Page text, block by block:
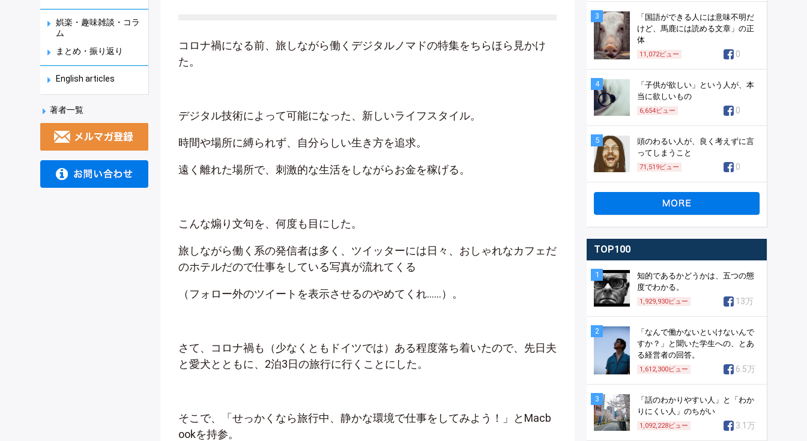
娯楽・趣味雑談・コラ
ム
まとめ・振り返り
English articles
著者一覧
コロナ禍になる前、旅しながら働くデジタルノマドの特集をちらほら見かけ
た。
デジタル技術によって可能になった、新しいライフスタイル。
時間や場所に縛られず、自分らしい生き方を追求。
遠く離れた場所で、刺激的な生活をしながらお金を稼げる。
こんな煽り文句を、何度も目にした。
旅しながら働く系の発信者は多く、ツイッターには日々、おしゃれなカフェだ
のホテルだので仕事をしている写真が流れてくる
（フォロー外のツイートを表示させるのやめてくれ……）。
さて、コロナ禍も（少なくともドイツでは）ある程度落ち着いたので、先日夫
と愛犬とともに、2泊3日の旅行に行くことにした。
そこで、「せっかくなら旅行中、静かな環境で仕事をしてみよう！」とMacb
ookを持参。
3
「国語ができる人には意味不明だ
けど、馬鹿には読める文章」の正
体
11,072ビュー 0
4
「子供が欲しい」という人が、本
当に欲しいもの
6,654ビュー 0
5
頭のわるい人が、良く考えずに言
ってしまうこと
71,519ビュー 0
TOP100
1
知的であるかどうかは、五つの態
度でわかる。
1,929,930ビュー 13万
2
「なんで働かないといけないんで
すか？」と聞いた学生への、とあ
る経営者の回答。
1,612,300ビュー 6.5万
3
「話のわかりやすい人」と「わか
りにくい人」のちがい
1,092,228ビュー 3.1万